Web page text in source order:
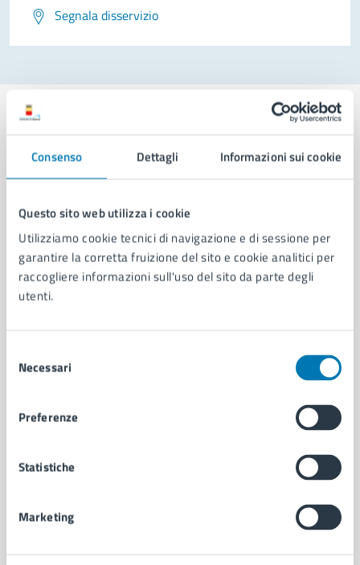
Consenso Dettagli Informazioni sui cookie
Questo sito web utilizza i cookie
Utilizziamo cookie tecnici di navigazione e di sessione per
garantire la corretta fruizione del sito e cookie analitici per
raccogliere informazioni sull'uso del sito da parte degli
utenti.
delNecessari
Preferenze
Statistiche
Marketing
Segnala disservizio
Comune di Napoli
AMMINISTRAZIONE
Aree amministrative
Organi di governo
Municipalità
Uffici
Personale amministrativo
Autorizzazioni